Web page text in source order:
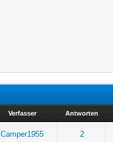
Verfasser Antworten
Camper1955 2